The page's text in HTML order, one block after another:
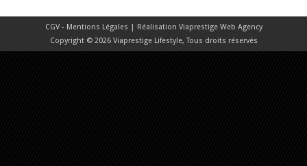
CGV - Mentions Légales | Réalisation Viaprestige Web Agency
Copyright © 2026 Viaprestige Lifestyle, Tous droits réservés